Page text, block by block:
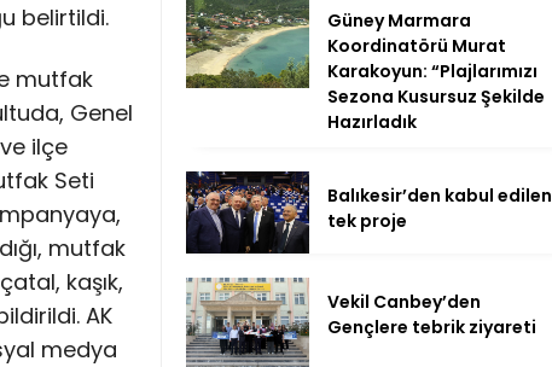
belirtildi.
mutfak
Genel
ilçe
Seti
mutfak
kaşık,
AK
medya
Güney Marmara
Koordinatörü Murat
Karakoyun: “Plajlarımızı
Sezona Kusursuz Şekilde
Hazırladık
Balıkesir’den kabul edilen
tek proje
Vekil Canbey’den
Gençlere tebrik ziyareti